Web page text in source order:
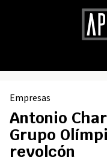
Empresas
Antonio
Grupo
revolcón